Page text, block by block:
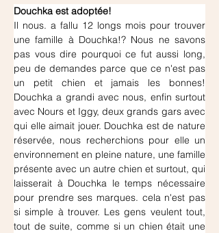
Douchka est adoptée!
Il nous. a fallu 12 longs mois pour trouver
une famille à Douchka!? Nous ne savons
pas vous dire pourquoi ce fut aussi long,
peu de demandes parce que ce n'est pas
un petit chien et jamais les bonnes!
Douchka a grandi avec nous, enfin surtout
avec Nours et Iggy, deux grands gars avec
qui elle aimait jouer. Douchka est de nature
réservée, nous recherchions pour elle un
environnement en pleine nature, une famille
présente avec un autre chien et surtout, qui
laisserait à Douchka le temps nécessaire
pour prendre ses marques. cela n'est pas
si simple à trouver. Les gens veulent tout,
tout de suite, comme si un chien était une